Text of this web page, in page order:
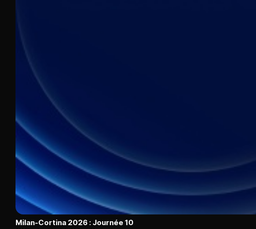
Milan-Cortina 2026 : Journée 10